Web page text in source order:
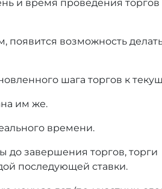
и время проведения
появится возможность
шага торгов к
им же.
времени.
до завершения торгов, торги
последующей ставки.